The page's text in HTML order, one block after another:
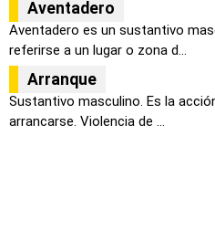
Aventadero
Aventadero es un sustantivo
referirse a un lugar o zona d...
Arranque
Sustantivo masculino. Es la
arrancarse. Violencia de ...